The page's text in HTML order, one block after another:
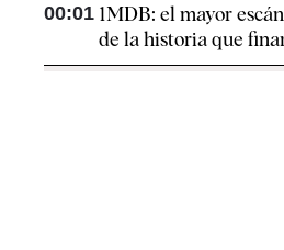
00:01 1MDB: el mayor
de la historia que